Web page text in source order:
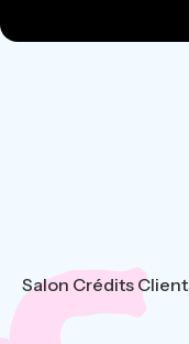
Salon Crédits